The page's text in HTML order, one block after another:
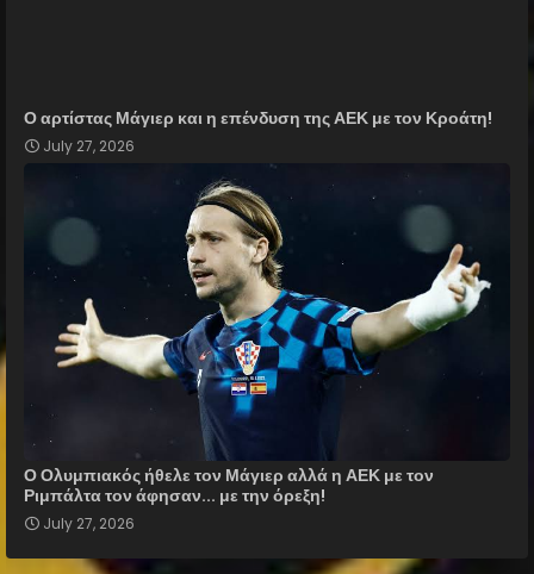
Ο αρτίστας Μάγιερ και η επένδυση της ΑΕΚ με τον Κροάτη!
July 27, 2026
Ο Ολυμπιακός ήθελε τον Μάγιερ αλλά η ΑΕΚ με τον
Ριμπάλτα τον άφησαν... με την όρεξη!
July 27, 2026